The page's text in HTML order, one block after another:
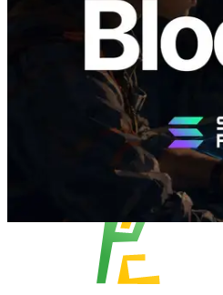
Đọc bài viết này